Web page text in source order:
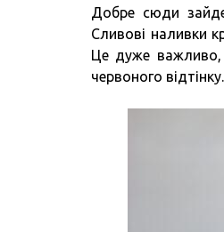
Добре сюди
Сливові наливки
Це дуже важливо,
червоного відтінку.